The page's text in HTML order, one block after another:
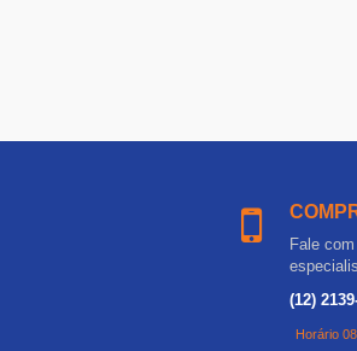
Fale
(12)
Horário